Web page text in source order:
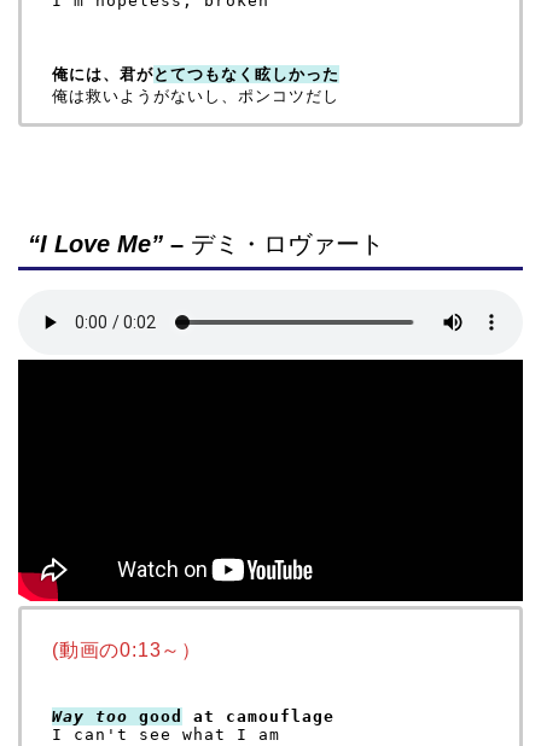
俺には、君がとてつもなく眩しかった
“I Love Me” – デミ・ロヴァート
(動画の0:13～）
Way too good
at camouflage
I can't see what I am